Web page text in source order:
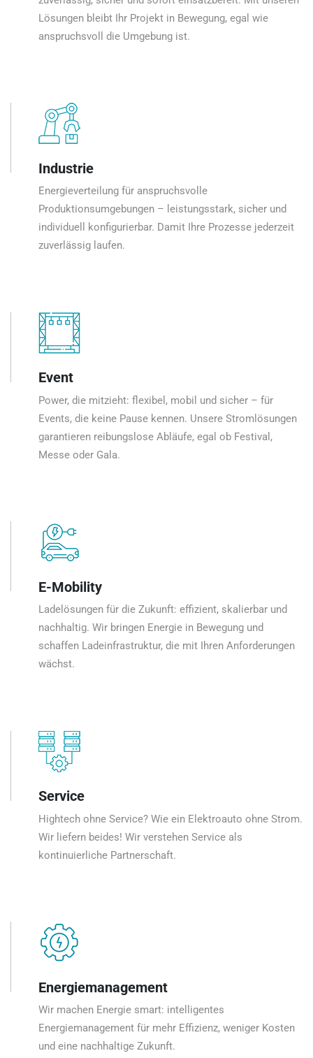
Lösungen bleibt Ihr Projekt in Bewegung, egal wie
anspruchsvoll die Umgebung ist.
Industrie
Energieverteilung für anspruchsvolle
Produktionsumgebungen – leistungsstark, sicher und
individuell konfigurierbar. Damit Ihre Prozesse jederzeit
zuverlässig laufen.
Event
Power, die mitzieht: flexibel, mobil und sicher – für
Events, die keine Pause kennen. Unsere Stromlösungen
garantieren reibungslose Abläufe, egal ob Festival,
Messe oder Gala.
E-Mobility
Ladelösungen für die Zukunft: effizient, skalierbar und
nachhaltig. Wir bringen Energie in Bewegung und
schaffen Ladeinfrastruktur, die mit Ihren Anforderungen
wächst.
Service
Hightech ohne Service? Wie ein Elektroauto ohne Strom.
Wir liefern beides! Wir verstehen Service als
kontinuierliche Partnerschaft.
Energiemanagement
Wir machen Energie smart: intelligentes
Energiemanagement für mehr Effizienz, weniger Kosten
und eine nachhaltige Zukunft.